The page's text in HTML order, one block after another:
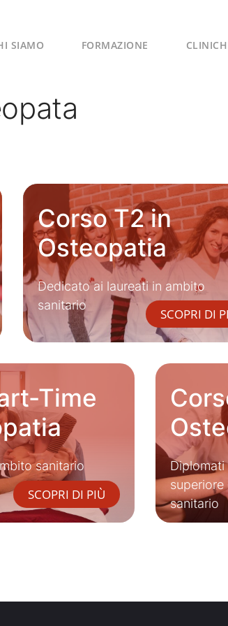
SIAMO FORMAZIONE
Corso T2 in
Osteopatia
Dedicato ai laureati in ambito
sanitario
SCOPRI DI
Time
sanitario
SCOPRI DI PIÙ
superiore
sanitario